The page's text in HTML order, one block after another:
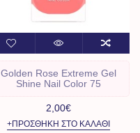
Golden Rose Extreme Gel
Shine Nail Color 75
2,00€
+ΠΡΟΣΘΉΚΗ ΣΤΟ ΚΑΛΆΘΙ